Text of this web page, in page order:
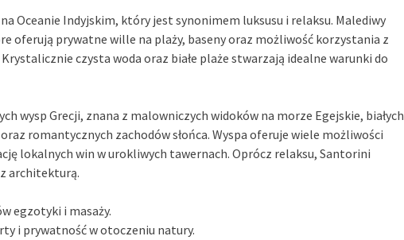
Oceanie Indyjskim, który jest synonimem luksusu i relaksu. Malediwy
oferują prywatne wille na plaży, baseny oraz możliwość korzystania z
czysta woda oraz białe plaże stwarzają idealne warunki do
wysp Grecji, znana z malowniczych widoków na morze Egejskie, białych
romantycznych zachodów słońca. Wyspa oferuje wiele możliwości
lokalnych win w urokliwych tawernach. Oprócz relaksu, Santorini
architekturą.
egzotyki i masaży.
i prywatność w otoczeniu natury.